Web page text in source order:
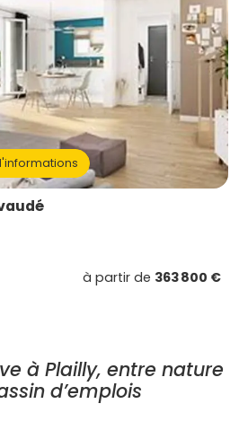
à partir de 363 800 €
à Plailly, entre nature
d’emplois